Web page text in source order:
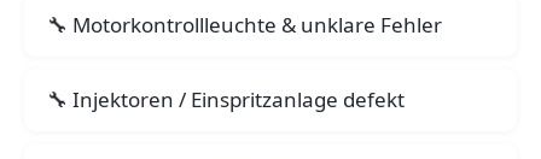
Motorkontrollleuchte & unklare Fehler
Injektoren / Einspritzanlage defekt